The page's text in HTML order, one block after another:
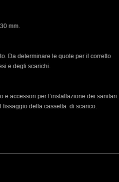
mm.
Da determinare le quote per il corretto
e degli scarichi.
e accessori per l’installazione dei sanitari.
fissaggio della cassetta di scarico.